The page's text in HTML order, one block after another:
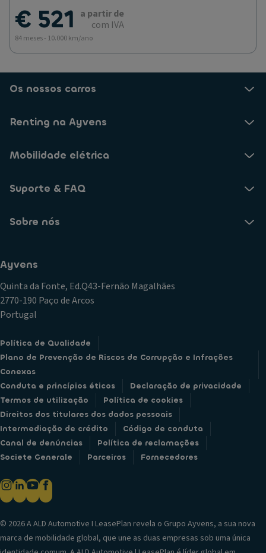
€ 521 a partir de
com IVA
84 meses - 10.000 km/ano
Os nossos carros
Renting na Ayvens
Mobilidade elétrica
Suporte & FAQ
Sobre nós
Ayvens
Quinta da Fonte, Ed.Q43-Fernão Magalhães
2770-190 Paço de Arcos
Portugal
Política de Qualidade
Plano de Prevenção de Riscos de Corrupção e Infrações
Conexas
Conduta e princípios éticos
Declaração de privacidade
Termos de utilização
Política de cookies
Direitos dos titulares dos dados pessoais
Intermediação de crédito
Código de conduta
Canal de denúncias
Política de reclamações
Societe Generale
Parceiros Fornecedores
© 2026 A ALD Automotive I LeasePlan revela o Grupo Ayvens, a sua nova
marca de mobilidade global, que une as duas empresas sob uma única